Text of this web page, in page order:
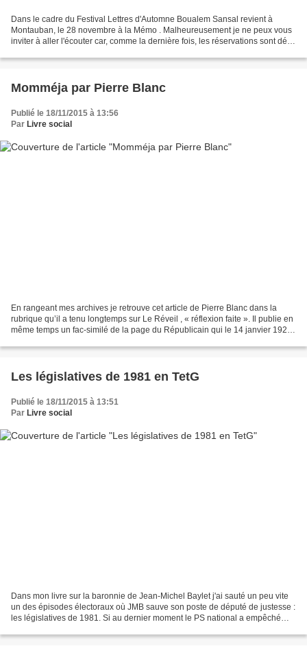
Dans le cadre du Festival Lettres d'Automne Boualem Sansal revient à
Montauban, le 28 novembre à la Mémo . Malheureusement je ne peux vous
inviter à aller l'écouter car, comme la dernière fois, les réservations sont déjà
Momméja par Pierre Blanc
Publié le 18/11/2015 à 13:56
Par Livre social
En rangeant mes archives je retrouve cet article de Pierre Blanc dans la
rubrique qu’il a tenu longtemps sur Le Réveil , « réflexion faite ». Il publie en
même temps un fac-similé de la page du Républicain qui le 14 janvier 1928
Les législatives de 1981 en TetG
Publié le 18/11/2015 à 13:51
Par Livre social
Dans mon livre sur la baronnie de Jean-Michel Baylet j'ai sauté un peu vite
un des épisodes électoraux où JMB sauve son poste de député de justesse :
les législatives de 1981. Si au dernier moment le PS national a empêché